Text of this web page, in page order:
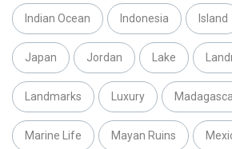
Indian Ocean Indonesia Island
Japan Jordan Lake
Landmarks Luxury
Marine Life Mayan Ruins